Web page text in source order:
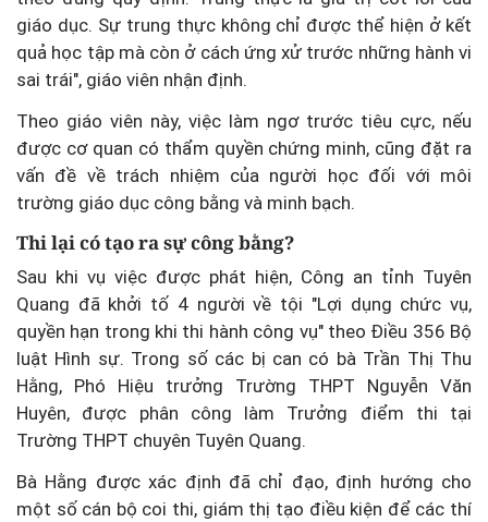
giáo dục. Sự trung thực không chỉ được thể hiện ở kết
quả học tập mà còn ở cách ứng xử trước những hành vi
sai trái", giáo viên nhận định.
Theo giáo viên này, việc làm ngơ trước tiêu cực, nếu
được cơ quan có thẩm quyền chứng minh, cũng đặt ra
vấn đề về trách nhiệm của người học đối với môi
trường giáo dục công bằng và minh bạch.
Thi lại có tạo ra sự công bằng?
Sau khi vụ việc được phát hiện, Công an tỉnh Tuyên
Quang đã khởi tố 4 người về tội "Lợi dụng chức vụ,
quyền hạn trong khi thi hành công vụ" theo Điều 356 Bộ
luật Hình sự. Trong số các bị can có bà Trần Thị Thu
Hằng, Phó Hiệu trưởng Trường THPT Nguyễn Văn
Huyên, được phân công làm Trưởng điểm thi tại
Trường THPT chuyên Tuyên Quang.
Bà Hằng được xác định đã chỉ đạo, định hướng cho
một số cán bộ coi thi, giám thị tạo điều kiện để các thí